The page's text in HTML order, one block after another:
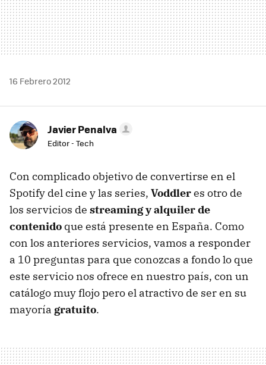
16 Febrero 2012
Javier Penalva
Editor - Tech
Con complicado objetivo de convertirse en el
Spotify del cine y las series, Voddleres otro de
los servicios de streaming y alquiler de
contenido que está presente en España. Como
con los anteriores servicios, vamos a responder
a 10 preguntas para que conozcas a fondo lo que
este servicio nos ofrece en nuestro país, con un
catálogo muy flojo pero el atractivo de ser en su
mayoría gratuito.